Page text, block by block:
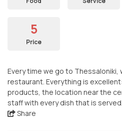
5
Price
Every time we go to Thessaloniki,
restaurant. Everything is
products, the location near the
staff with every dish that is served.
Share